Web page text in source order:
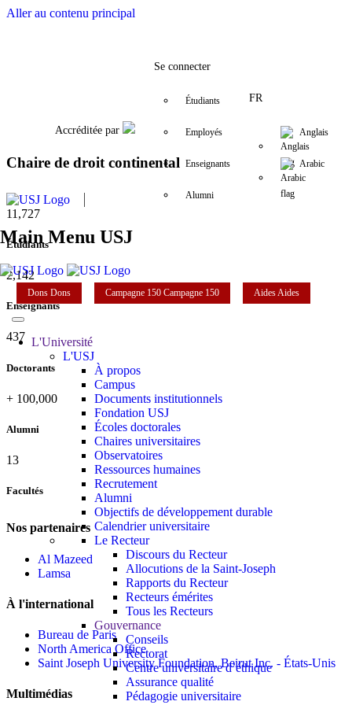
Aller au contenu principal
FacebookTwitter
Accréditée par
Se connecter
Étudiants
Employés
Enseignants
Alumni
FR
Anglais
Arabic
Main Menu USJ
Dons Dons Campagne 150 Campagne 150 AidesAides
L'Université
L'USJ
À propos
Campus
Documents institutionnels
Fondation USJ
Écoles doctorales
Chaires universitaires
Observatoires
Ressources humaines
Recrutement
Alumni
Objectifs de développement durable
Calendrier universitaire
Le Recteur
Discours du Recteur
Allocutions de la Saint-Joseph
Rapports du Recteur
Recteurs émérites
Tous les Recteurs
Gouvernance
Conseils
Rectorat
Centre universitaire d’éthique
Assurance qualité
Pédagogie universitaire
Chaire de droit continental
11,727
Étudiants
2,142
Enseignants
437
Doctorants
+ 100,000
Alumni
13
Facultés
Nos partenaires
Al Mazeed
Lamsa
À l'international
Bureau de Paris
North America Office
Saint Joseph University Foundation, Beirut Inc. - États-Unis
Multimédias